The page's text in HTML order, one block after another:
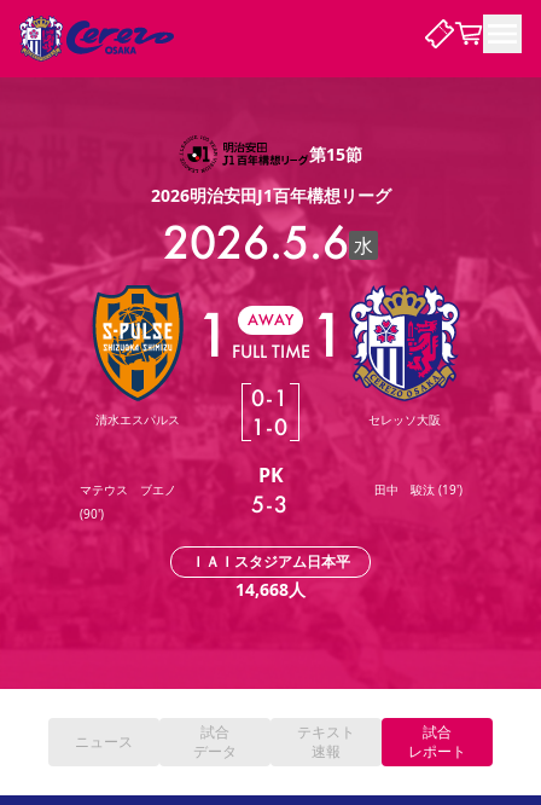
試合日程 / 結果 順位表
チームについて
選手・スタッフ スケジュール メディア情報 アクセス
レディース
アカデミー ハナサカプレーヤー 歴代所属選手
チケット
チケット情報 販売スケジュール 価格・席種
購入方法
シーズンシート 法人シーズンシート 福祉サービス 団体チケット
特定興行入場券
譲渡サービス リセールサービス
観戦ガイド
初めて観戦ガイド
ビジターサポーター観戦ガイド
スタジアム
YANMAR HANASAKA STADIUM
アウェイツアー
アウェイツアー
クラブを知る
セレッソ大阪について
クラブ紹介 シーズン記録 求人情報
サポートする
パートナー企業募集中 セレッソ大阪VISAカード
サポートスタッフ
セレッソアイデアちょうだいな
応援商店街
スポーツクラブ
ファンクラブ
SAKURA SOCIO SAKURA POINT Program 招待券引換方法 先行入場
まいセレチケット
婚姻届・出生届・命名書
ニュース
グッズ チケット イベント ファンクラブ
スポーツクラブ
レディース
第15節
2026明治安田J1百年構想リーグ
2026.5.6水
清水エスパルス
マテウス ブエノ
(90')
1 AWAY
FULL TIME1
0-1
1-0
PK
5-3
セレッソ大阪
田中 駿汰 (19')
ＩＡＩスタジアム日本平
14,668人
ニュース
試合
データ
テキスト
速報
試合
レポート